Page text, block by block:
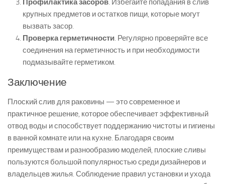
Профилактика засоров. Избегайте попадания в слив
крупных предметов и остатков пищи, которые могут
вызвать засор.
Проверка герметичности. Регулярно проверяйте все
соединения на герметичность и при необходимости
подмазывайте герметиком.
Заключение
Плоский слив для раковины — это современное и
практичное решение, которое обеспечивает эффективный
отвод воды и способствует поддержанию чистоты и гигиены
в ванной комнате или на кухне. Благодаря своим
преимуществам и разнообразию моделей, плоские сливы
пользуются большой популярностью среди дизайнеров и
владельцев жилья. Соблюдение правил установки и ухода